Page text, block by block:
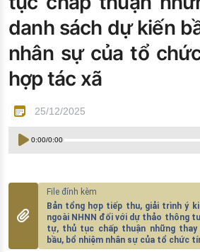
danh sách dự kiến
nhân sự của tổ
hợp tác xã
25/12/2025
0:00/0:00
Bản tổng hợp tiếp thu, giải trình ý
ngoài NHNN đối với dự thảo thông
tự, thủ tục chấp thuận những
bầu, bổ nhiệm nhân sự của tổ chức